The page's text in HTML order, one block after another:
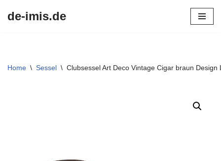
de-imis.de
Home \ Sessel \ Clubsessel Art Deco Vintage Cigar braun